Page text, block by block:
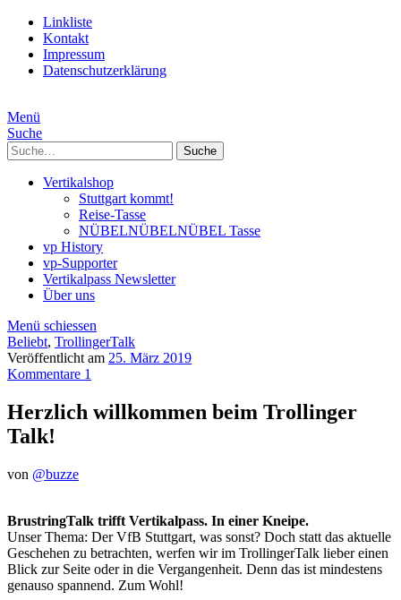
Linkliste
Kontakt
Impressum
Datenschutzerklärung
Menü
Suche
Suche
Vertikalshop
Stuttgart kommt!
Reise-Tasse
NÜBELNÜBELNÜBEL Tasse
vp History
vp-Supporter
Vertikalpass Newsletter
Über uns
Menü schiessen
Beliebt, TrollingerTalk
Veröffentlicht am 25. März 2019
Kommentare 1
Herzlich willkommen beim Trollinger
Talk!
von @buzze
BrustringTalk trifft Vertikalpass. In einer Kneipe.
Unser Thema: Der VfB Stuttgart, was sonst? Doch statt das aktuelle
Geschehen zu betrachten, werfen wir im TrollingerTalk lieber einen
Blick zur Seite oder in die Vergangenheit. Denn das ist mindestens
genauso spannend. Zum Wohl!